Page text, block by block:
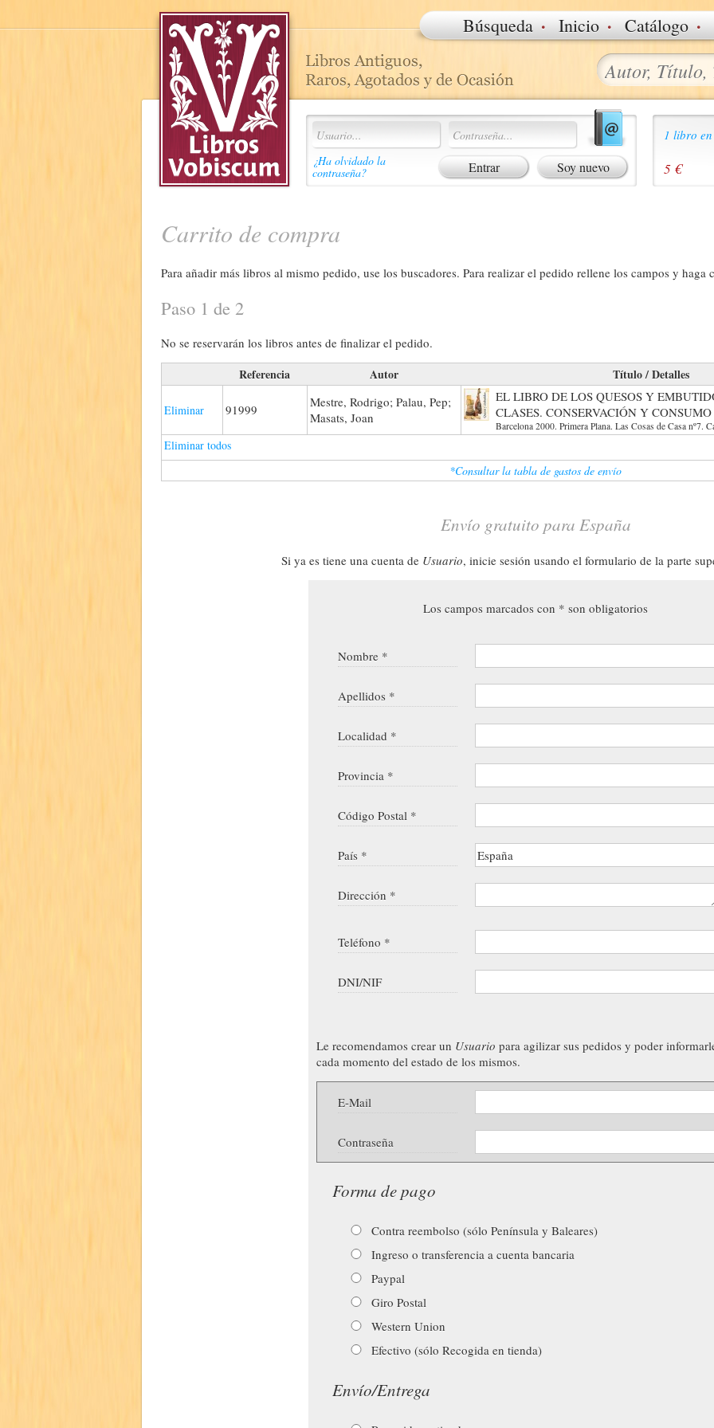
Búsqueda · Inicio · Catálogo ·
¿Ha olvidado la
contraseña? Soy nuevo
1 libro
5 €
Carrito de compra
Para añadir más libros al mismo pedido, use los buscadores. Para realizar el pedido rellene los campos y haga
Paso 1 de 2
No se reservarán los libros antes de finalizar el pedido.
Referencia Autor Título / Detalles
Eliminar 91999
Mestre, Rodrigo; Palau, Pep;
Masats, Joan
EL LIBRO DE LOS QUESOS Y
CLASES. CONSERVACIÓN Y CONSUMO
Barcelona 2000. Primera Plana. Las Cosas de Casa nº7.
Eliminar todos
*Consultar la tabla de gastos de envío
Envío gratuito para España
Si ya es tiene una cuenta de Usuario, inicie sesión usando el formulario de la parte
Los campos marcados con * son obligatorios
Nombre *
Apellidos *
Localidad *
Provincia *
Código Postal *
País *
Dirección *
Teléfono *
DNI/NIF
Le recomendamos crear un Usuario para agilizar sus pedidos y poder
cada momento del estado de los mismos.
E-Mail
Contraseña
Forma de pago
Contra reembolso (sólo Península y Baleares)
Ingreso o transferencia a cuenta bancaria
Paypal
Giro Postal
Western Union
Efectivo (sólo Recogida en tienda)
Envío/Entrega